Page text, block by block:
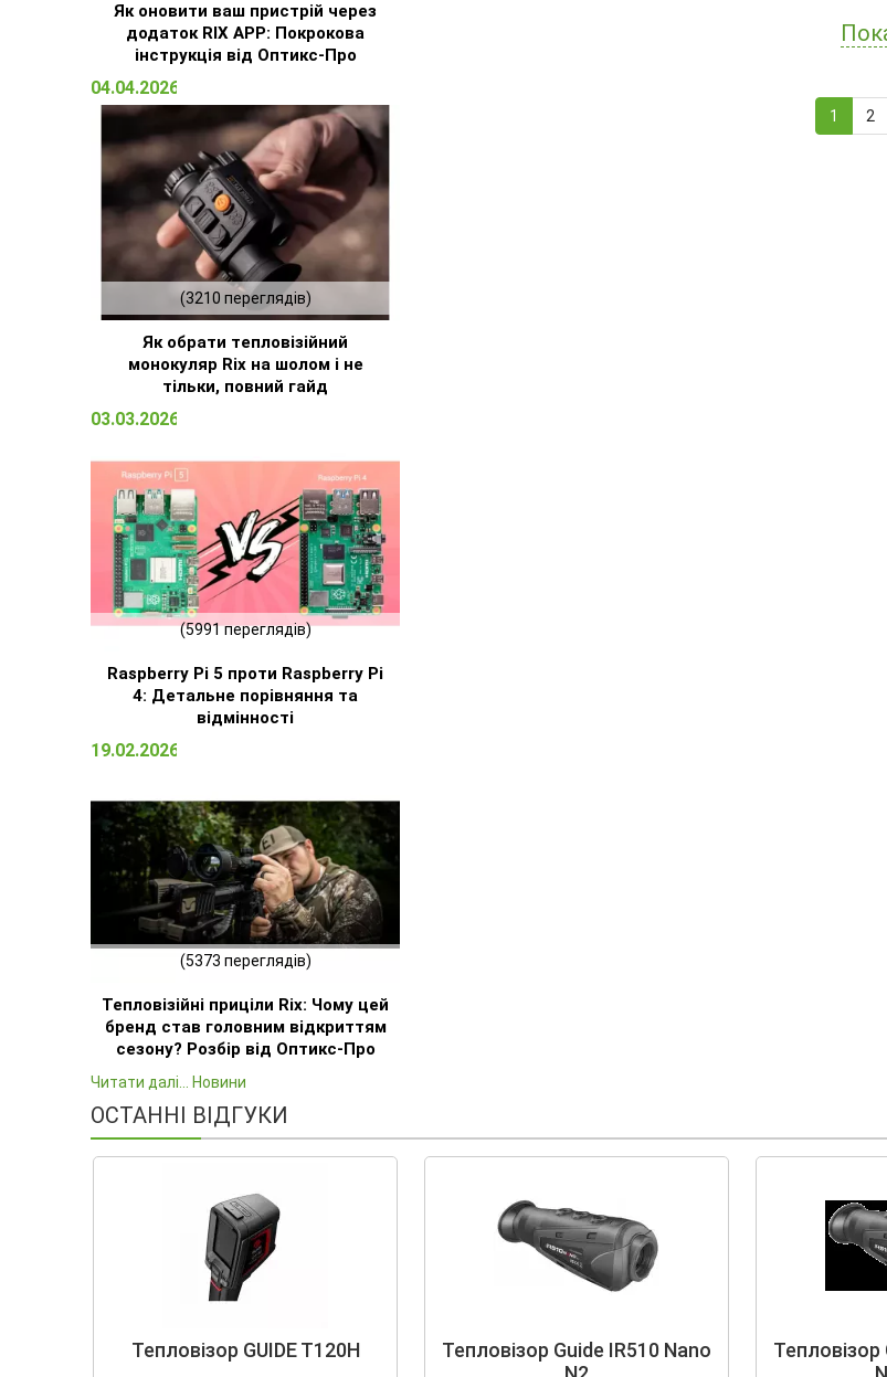
Як оновити ваш пристрій через
додаток RIX APP: Покрокова
інструкція від Оптикс-Про
04.04.2026 14:32
(3210 переглядів)
Як обрати тепловізійний
монокуляр Rix на шолом і не
тільки, повний гайд
03.03.2026 15:09
(5991 переглядів)
Raspberry Pi 5 проти Raspberry Pi
4: Детальне порівняння та
відмінності
19.02.2026 13:13
(5373 переглядів)
Тепловізійні приціли Rix: Чому цей
бренд став головним відкриттям
сезону? Розбір від Оптикс-Про
Читати далі... Новини
1 2
ОСТАННІ ВІДГУКИ
Тепловізор GUIDE T120H
Тепловізор Guide IR510 Nano
Тепловізор